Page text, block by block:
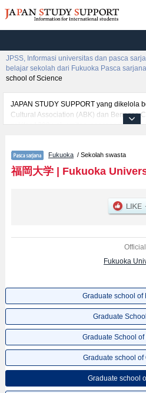
JPSS, Informasi universitas dan pasca
belajar sekolah dari Fukuoka Pasca sarjana
school of Science
JAPAN STUDY SUPPORT yang dikelola
Cultural Association (ABK) dan Benesse
sekitar 1300 universitas, pascasarjana,
per jurusan riset seperti %% research
berguna bagi mahasiswa(i) mancanegara
pendaftar dan jumlah kelulusan ujian
lainnya. Silakan memanfaatkannya.
Fukuoka / Sekolah swasta
福岡大学| Fukuoka
Fukuoka
Graduate school of
Graduate
Graduate School
Graduate school of
Graduate school